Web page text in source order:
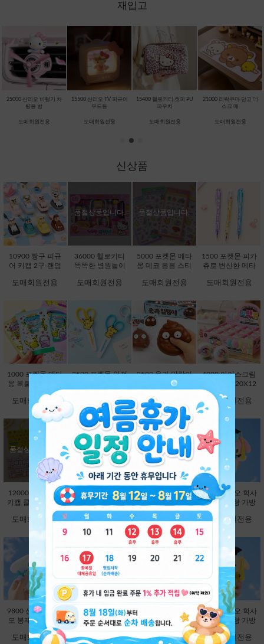
재입고
마 당고 데
7000 푸딩 크런치 슬랑이
도매회원전용
10000 포켓몬스터 피카
도매회원전용
14000 헬로키티 물티슈
도매회원전용
33500 헬로
도매회
신상품
10900 짱구 피규
어 키캡 2구-랜덤
도매회원전용
품절상품입니다.
36000 헬로키티
똑똑한 병원놀이
도매회원전용
품절상품입니다.
5000 포켓몬 메타
몽 데코 봉봉 스티
[D1-132242]
도매회원전용
1500 포켓몬 피카
츄로 변신한 메타
(1500X36EA) [C1-
도매회원전용
1000 포켓몬 메타
몽 복불복 키링 마
스코트 연필캡 (10
00X60EA) [C1-13
2204]
도매회원전용
3500 포켓몬 안전
도매회원전용
3500 응가 말랑이
(3780X12EA) [B1-
도매회원전용
4000 아이스크림
왁뿌볼 (4320X12
EA) [B1-912972]
도매회원전용
품절상품입니다.
12000 26구 대왕
키캡 클리커 키링-
랜덤 [C2-913191]
도매회원전용
품절상품입니다.
12000 대왕 딸깍
이 키캡 키링 26
구-랜덤 [C2-8251
63]
도매회원전용
9800 산리오 학사
모 봉제인형 가방
고리 13cm-헬로키
티 [B2-083173]
도매회원전용
9800 산리오 학사
모 봉제인형 가방
고리 13cm-마이멜
로디 [B2-083180]
도매회원전용
9800 산리오 학사
모 봉제인형 가방
고리 13cm-시나모
롤 [B2-083203]
도매회원전용
9800 산리오 학사
모 봉제인형 가방
고리 13cm-쿠로미
[B2-083197]
도매회원전용
9800 산리오 학사
모 봉제인형 가방
고리 13cm-한교동
[B2-083234]
도매회원전용
9800 산리오 학사
모 봉제인형 가방
고리 13cm-폼폼푸
린 [B2-083210]
도매회원전용